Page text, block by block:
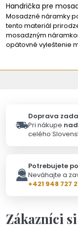
Handrička pre
Mosadzné náramky
tento materiál
mosadzným
opätovné vyleštenie
Doprava
Pri nákupe
celého
Potrebujete
Neváhajte a
+421 948 727
Zákazníci